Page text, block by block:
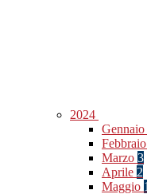
2024
Gennaio
Febbraio
Marzo 3
Aprile 2
Maggio